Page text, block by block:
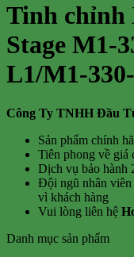
Tinh chỉnh
Stage M1-
L1/M1-
Công Ty TNHH Đầu
Sản phẩm chính
Tiên phong về giá
Dịch vụ bảo hành
Đội ngũ nhân viên
vì khách hàng
Vui lòng liên hệ
Danh mục sản phẩm